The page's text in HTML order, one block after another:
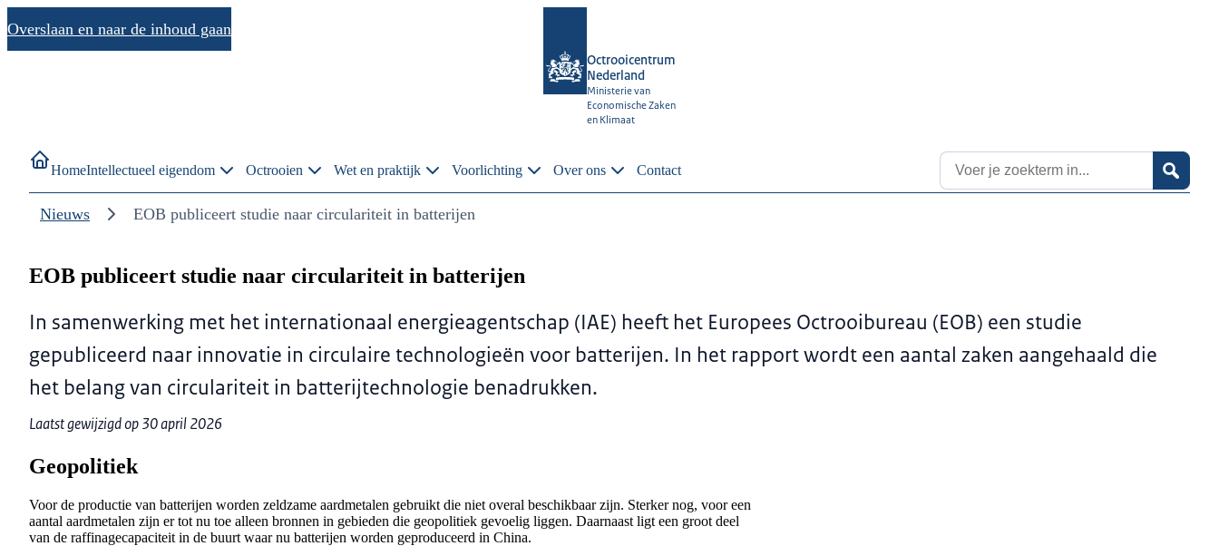
Overslaan en naar de inhoud gaan
Octrooicentrum
Nederland
Ministerie van
Economische Zaken
en Klimaat
HomeIntellectueel eigendom Octrooien Wet en praktijk Voorlichting Over ons Contact Zoekresultaten
Nieuws EOB publiceert studie naar circulariteit in batterijen
EOB publiceert studie naar circulariteit in batterijen
In samenwerking met het internationaal energieagentschap (IAE) heeft het Europees Octrooibureau (EOB) een studie
gepubliceerd naar innovatie in circulaire technologieën voor batterijen. In het rapport wordt een aantal zaken aangehaald die
het belang van circulariteit in batterijtechnologie benadrukken.
Laatst gewijzigd op 30 april 2026
Geopolitiek
Voor de productie van batterijen worden zeldzame aardmetalen gebruikt die niet overal beschikbaar zijn. Sterker nog, voor een
aantal aardmetalen zijn er tot nu toe alleen bronnen in gebieden die geopolitiek gevoelig liggen. Daarnaast ligt een groot deel
van de raffinagecapaciteit in de buurt waar nu batterijen worden geproduceerd in China.